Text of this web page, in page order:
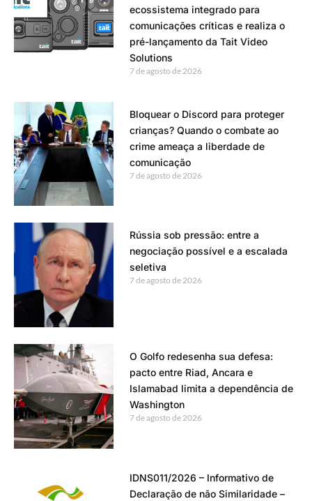
ecossistema integrado para
comunicações críticas e realiza o
pré-lançamento da Tait Video
Solutions
7 de agosto de 2026
Bloquear o Discord para proteger
crianças? Quando o combate ao
crime ameaça a liberdade de
comunicação
7 de agosto de 2026
Rússia sob pressão: entre a
negociação possível e a escalada
seletiva
7 de agosto de 2026
O Golfo redesenha sua defesa:
pacto entre Riad, Ancara e
Islamabad limita a dependência de
Washington
7 de agosto de 2026
IDNS011/2026 – Informativo de
Declaração de não Similaridade –